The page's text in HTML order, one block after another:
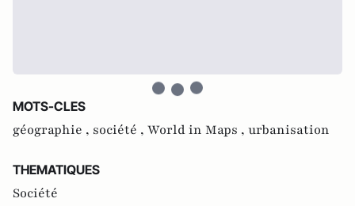
MOTS-CLES
géographie , société , World in Maps , urbanisation
THEMATIQUES
Société